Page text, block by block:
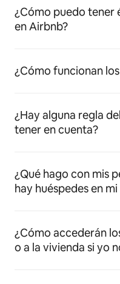
¿Cómo puedo
en Airbnb?
¿Cómo funcionan
¿Hay alguna regla
tener en cuenta?
¿Qué hago con mis
hay huéspedes en
¿Cómo accederán
o a la vivienda si yo